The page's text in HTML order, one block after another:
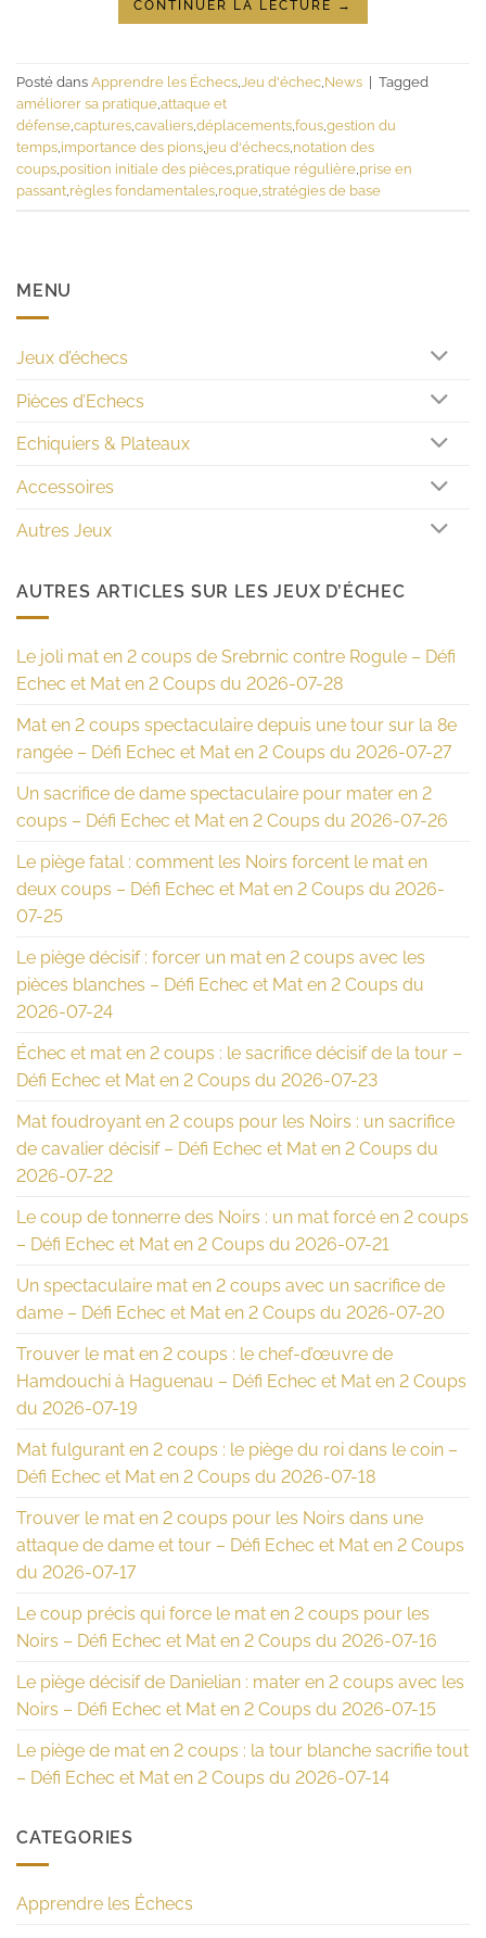
CONTINUER LA LECTURE →
Posté dans Apprendre les Échecs Jeu d'échec News | Tagged
améliorer sa pratique attaque et
défense captures cavaliers déplacements fous gestion du
temps importance des pions jeu d'échecs notation des
coups position initiale des pièces pratique régulière prise en
passant règles fondamentales roque stratégies de base
MENU
Jeux d’échecs
Pièces d’Echecs
Echiquiers & Plateaux
Accessoires
Autres Jeux
AUTRES ARTICLES SUR LES JEUX D’ÉCHEC
Le joli mat en 2 coups de Srebrnic contre Rogule – Défi
Echec et Mat en 2 Coups du 2026-07-28
Mat en 2 coups spectaculaire depuis une tour sur la 8e
rangée – Défi Echec et Mat en 2 Coups du 2026-07-27
Un sacrifice de dame spectaculaire pour mater en 2
coups – Défi Echec et Mat en 2 Coups du 2026-07-26
Le piège fatal : comment les Noirs forcent le mat en
deux coups – Défi Echec et Mat en 2 Coups du 2026-
07-25
Le piège décisif : forcer un mat en 2 coups avec les
pièces blanches – Défi Echec et Mat en 2 Coups du
2026-07-24
Échec et mat en 2 coups : le sacrifice décisif de la tour –
Défi Echec et Mat en 2 Coups du 2026-07-23
Mat foudroyant en 2 coups pour les Noirs : un sacrifice
de cavalier décisif – Défi Echec et Mat en 2 Coups du
2026-07-22
Le coup de tonnerre des Noirs : un mat forcé en 2 coups
– Défi Echec et Mat en 2 Coups du 2026-07-21
Un spectaculaire mat en 2 coups avec un sacrifice de
dame – Défi Echec et Mat en 2 Coups du 2026-07-20
Trouver le mat en 2 coups : le chef-d’œuvre de
Hamdouchi à Haguenau – Défi Echec et Mat en 2 Coups
du 2026-07-19
Mat fulgurant en 2 coups : le piège du roi dans le coin –
Défi Echec et Mat en 2 Coups du 2026-07-18
Trouver le mat en 2 coups pour les Noirs dans une
attaque de dame et tour – Défi Echec et Mat en 2 Coups
du 2026-07-17
Le coup précis qui force le mat en 2 coups pour les
Noirs – Défi Echec et Mat en 2 Coups du 2026-07-16
Le piège décisif de Danielian : mater en 2 coups avec les
Noirs – Défi Echec et Mat en 2 Coups du 2026-07-15
Le piège de mat en 2 coups : la tour blanche sacrifie tout
– Défi Echec et Mat en 2 Coups du 2026-07-14
CATEGORIES
Apprendre les Échecs